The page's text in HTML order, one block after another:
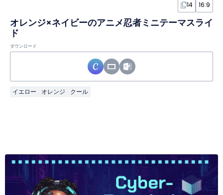
14 16:9
オレンジ×ネイビーのアニメ忍者ミニテーマスライ
ド
ダウンロード
イエロー オレンジ クール